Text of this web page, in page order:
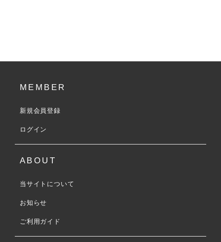
MEMBER
新規会員登録
ログイン
ABOUT
当サイトについて
お知らせ
ご利用ガイド